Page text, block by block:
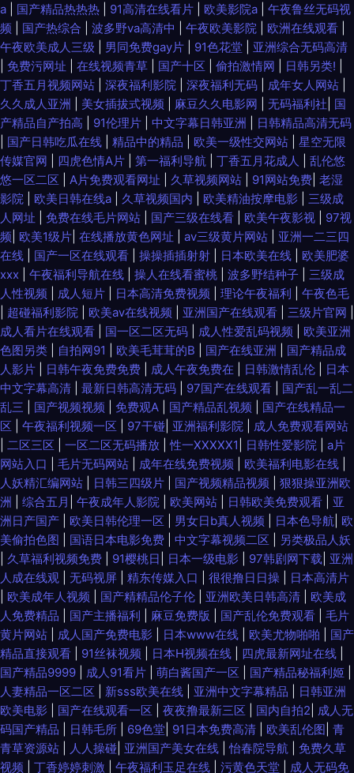
a
国产精品热热热 91高清在线看片 欧美影院a
午夜鲁丝无码视
频
国产热综合 波多野va高清中 午夜欧美影院 欧洲在线观看
午夜欧美成人三级
男同免费gay片 91色花堂
亚洲综合无码高清
免费污网址 在线视频青草 国产十区 偷拍激情网 日韩另类!
丁香五月视频网站
深夜福利影院 深夜福利无码 成年女人网站
久久成人亚洲
美女插拔式视频 麻豆久久电影网 无码福利社 国
产精品自产拍高
91伦理片 中文字幕日韩亚洲
日韩精品高清无码
国产日韩吃瓜在线 精品中的精品 欧美一级性交网站
星空无限
传媒官网
四虎色情A片 第一福利导航 丁香五月花成人
乱伦悠
悠一区二区
A片免费观看网址 久草视频网站 91网站免费 老湿
影院
欧美日韩在线a 久草视频国内 欧美精油按摩电影
三级成
人网址
免费在线毛片网站 国产三级在线看 欧美午夜影视
97视
频 欧美1级片 在线播放黄色网址 av三级黄片网站
亚洲一二三四
在线
国产一区在线观看 操操插插射射 日本欧美在线
欧美肥婆
xxx
午夜福利导航在线 操人在线看蜜桃 波多野结种子
三级成
人性视频
成人短片 日本高清免费视频 理论午夜福利
午夜色毛
超碰福利影院 欧美aⅴ在线视频 亚洲国产在线观看 三级片官网
成人看片在线观看
国一区二区无码 成人性爱乱码视频
欧美亚洲
色图另类
自拍网91 欧美毛茸茸的B 国产在线亚洲
国产精品成
人影片
日韩午夜免费免费 成人午夜免费在 日韩激情乱伦
日本
中文字幕高清
最新日韩高清无码 97国产在线观看
国产乱一乱二
乱三
国产视频视频 免费观A 国产精品乱视频
国产在线精品一
区
午夜福利视频一区 97干碰 亚洲福利影院
成人免费观看网站
二区三区 一区二区无码播放 |性一XXXXX1 日韩性爱影院
a片
网站入口
毛片无码网站 成年在线免费视频 欧美福利电影在线
人妖精汇编网站
日韩三四级片 国产视频精品视频
狠狠操亚洲欧
洲
综合五月 午夜成年人影院 欧美网站 日韩欧美免费观看
亚
洲日产国产
欧美日韩伦理一区 男女日b真人视频 日本色导航 欧
美偷拍色图
国语日本电影免费 中文字幕视频二区
另类极品人妖
久草福利视频免费 91樱桃日 日本一级电影 97韩剧网下载 亚洲
人成在线观
无码视屏 精东传媒入口 很很撸日日操
日本高清片
欧美成年人视频 国产精精品伦子伦 亚洲欧美日韩高清
欧美成
人免费精品
国产主播福利 麻豆免费版 国产乱伦免费观看
毛片
黄片网站
成人国产免费电影 日本www在线 欧美尤物啪啪
国产
精品直接观看
91丝袜视频 日本H视频在线 四虎最新网址在线
国产精品9999
成人91看片 萌白酱国产一区 国产精品秘福利姬
人妻精品一区二区
新sss欧美在线 亚洲中文字幕精品
日韩亚洲
欧美电影
国产在线观看一区 夜夜撸最新三区 国内自拍2 成人无
码国产精品
日韩毛所 69色堂 91日本免费高清 欧美乱伦图 青
青草资源站
人人操碰 亚洲国产美女在线 |怡春院导航
免费久草
视频
丁香婷婷刺激 午夜福利玉足在线 污黄色天堂 成人无码免